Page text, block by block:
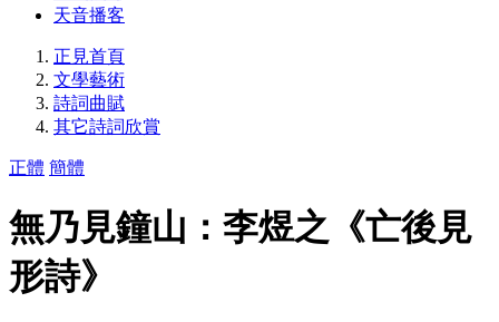
天音播客
正見首頁
文學藝術
詩詞曲賦
其它詩詞欣賞
正體 簡體
無乃見鐘山：李煜之《亡後見
形詩》